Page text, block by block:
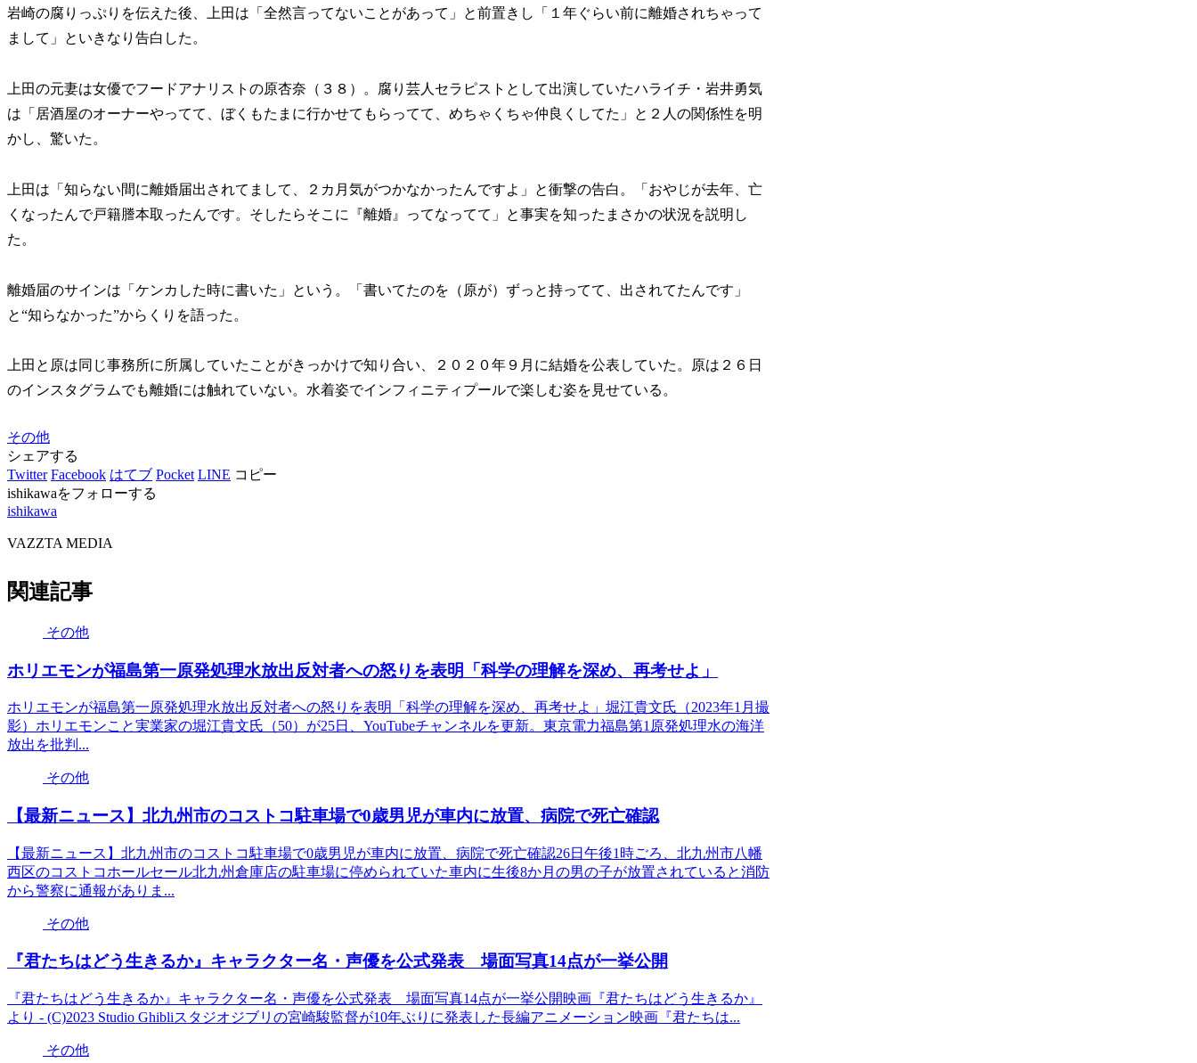
岩崎の腐りっぷりを伝えた後、上田は「全然言ってないことがあって」と前置きし「１年ぐらい前に離婚されちゃって
まして」といきなり告白した。
上田の元妻は女優でフードアナリストの原杏奈（３８）。腐り芸人セラピストとして出演していたハライチ・岩井勇気
は「居酒屋のオーナーやってて、ぼくもたまに行かせてもらってて、めちゃくちゃ仲良くしてた」と２人の関係性を明
かし、驚いた。
上田は「知らない間に離婚届出されてまして、２カ月気がつかなかったんですよ」と衝撃の告白。「おやじが去年、亡
くなったんで戸籍謄本取ったんです。そしたらそこに『離婚』ってなってて」と事実を知ったまさかの状況を説明し
た。
離婚届のサインは「ケンカした時に書いた」という。「書いてたのを（原が）ずっと持ってて、出されてたんです」
と“知らなかった”からくりを語った。
上田と原は同じ事務所に所属していたことがきっかけで知り合い、２０２０年９月に結婚を公表していた。原は２６日
のインスタグラムでも離婚には触れていない。水着姿でインフィニティプールで楽しむ姿を見せている。
その他
シェアする
Twitter Facebook はてブ Pocket LINE コピー
ishikawaをフォローする
ishikawa
VAZZTA MEDIA
関連記事
その他
ホリエモンが福島第一原発処理水放出反対者への怒りを表明「科学の理解を深め、再考せよ」
ホリエモンが福島第一原発処理水放出反対者への怒りを表明「科学の理解を深め、再考せよ」堀江貴文氏（2023年1月撮
影）ホリエモンこと実業家の堀江貴文氏（50）が25日、YouTubeチャンネルを更新。東京電力福島第1原発処理水の海洋
放出を批判...
その他
【最新ニュース】北九州市のコストコ駐車場で0歳男児が車内に放置、病院で死亡確認
【最新ニュース】北九州市のコストコ駐車場で0歳男児が車内に放置、病院で死亡確認26日午後1時ごろ、北九州市八幡
西区のコストコホールセール北九州倉庫店の駐車場に停められていた車内に生後8か月の男の子が放置されていると消防
から警察に通報がありま...
その他
『君たちはどう生きるか』キャラクター名・声優を公式発表 場面写真14点が一挙公開
『君たちはどう生きるか』キャラクター名・声優を公式発表 場面写真14点が一挙公開映画『君たちはどう生きるか』
より - (C)2023 Studio Ghibliスタジオジブリの宮崎駿監督が10年ぶりに発表した長編アニメーション映画『君たちは...
その他